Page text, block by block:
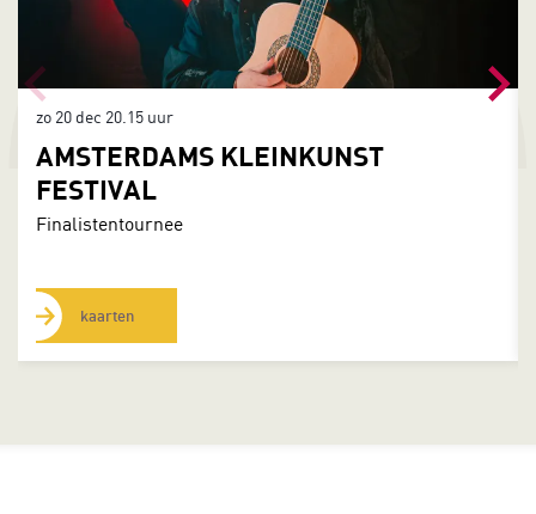
AMSTERDAMS KLEINKUNST
FESTIVAL
Finalistentournee
zo 20 dec 20.15 uur
kaarten